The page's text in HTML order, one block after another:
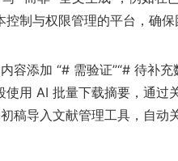
控制与权限管理的平台，确
容添加 “# 需验证”“# 待补
使用 AI 批量下载摘要，通
初稿导入文献管理工具，自